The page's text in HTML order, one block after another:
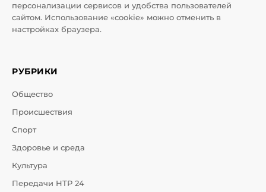
персонализации сервисов и удобства пользователей
сайтом. Использование «cookie» можно отменить в
настройках браузера.
РУБРИКИ
Общество
Происшествия
Спорт
Здоровье и среда
Культура
Передачи НТР 24